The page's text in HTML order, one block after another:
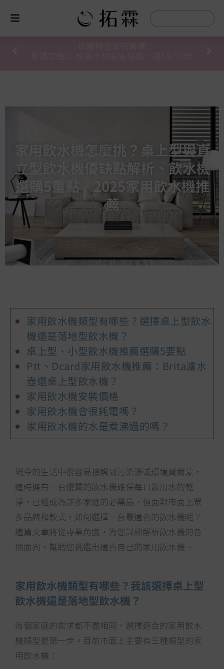
家用飲水機怎麼挑？桌上型與直
立型飲水機優缺點解析、飲水機
選購5重點｜2025家用飲水機推
薦
家用飲水機類型有哪些？選擇桌上型飲水
機還是落地型飲水機？
桌上型、小型飲水機推薦選購5要點
Ptt、Dcard家用飲水機推薦：Brita濾水
壺還桌上型飲水機？
家用飲水機安裝價格​
家用飲水機會很耗電嗎？
家用飲水機的水是煮沸過的嗎？
現今的生活中很容易接觸到污染源或環境賀爾蒙，
這時擁有一台優質的飲水機確保每日飲用水的乾
淨，已經成為許多家庭的必需品。但面對市面上眾
多品牌和款式，如何選擇一台最適合的飲水機呢？
這篇文章將從專業角度，為您詳細解析飲水機的各
個面向，幫助您挑選出適合自己的家用飲水機。
家用飲水機類型有哪些？我該選擇桌上型
飲水機還是落地型飲水機？
每個家庭的需求都不盡相同，選擇適合的家用飲水
機類型是第一步。目前市面上主要有三種類型的家
用飲水機：